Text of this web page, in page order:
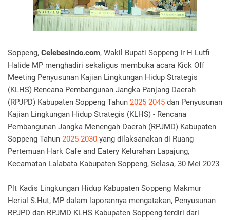
Soppeng, Celebesindo.com, Wakil Bupati Soppeng Ir H Lutfi
Halide MP menghadiri sekaligus membuka acara Kick Off
Meeting Penyusunan Kajian Lingkungan Hidup Strategis
(KLHS) Rencana Pembangunan Jangka Panjang Daerah
(RPJPD) Kabupaten Soppeng Tahun 2025 2045 dan Penyusunan
Kajian Lingkungan Hidup Strategis (KLHS) - Rencana
Pembangunan Jangka Menengah Daerah (RPJMD) Kabupaten
Soppeng Tahun 2025-2030 yang dilaksanakan di Ruang
Pertemuan Hark Cafe and Eatery Kelurahan Lapajung,
Kecamatan Lalabata Kabupaten Soppeng, Selasa, 30 Mei 2023
Plt Kadis Lingkungan Hidup Kabupaten Soppeng Makmur
Herial S.Hut, MP dalam laporannya mengatakan, Penyusunan
RPJPD dan RPJMD KLHS Kabupaten Soppeng terdiri dari